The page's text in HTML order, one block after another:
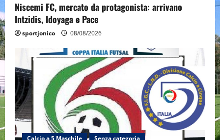
Niscemi FC, mercato da protagonista: arrivano
Intzidis, Idoyaga e Pace
sportjonico 08/08/2026
Calcio a 5 Maschile Senza categoria